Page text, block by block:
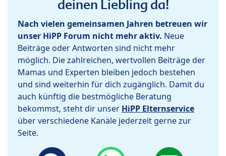
deinen Liebling da!
Nach vielen gemeinsamen Jahren betreuen wir
unser HiPP Forum nicht mehr aktiv. Neue
Beiträge oder Antworten sind nicht mehr
möglich. Die zahlreichen, wertvollen Beiträge der
Mamas und Experten bleiben jedoch bestehen
und sind weiterhin für dich zugänglich. Damit du
auch künftig die bestmögliche Beratung
bekommst, steht dir unser HiPP Elternservice
über verschiedene Kanäle jederzeit gerne zur
Seite.